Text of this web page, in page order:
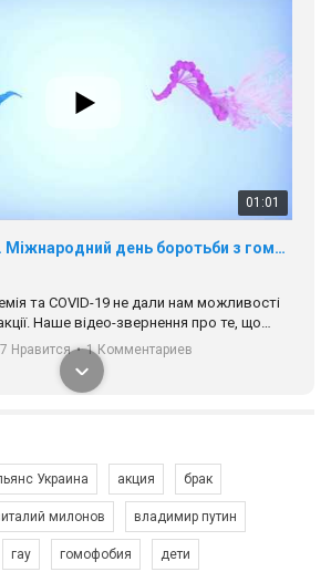
01:01
17 травня IDAHO. Міжнародний день боротьби з гомофобією трансфобією і біфобія.
та COVІD-19 не дали нам можливості
Наше відео-звернення про те, що
містах та не можемо зустрінеться, ми
всіх хто поділяє цінності рівності та
до нас. Регіональні підрозділи
України.
гучніше!
Нравится • 1 Комментариев
Украина акция брак
милонов владимир путин
гау гомофобия дети